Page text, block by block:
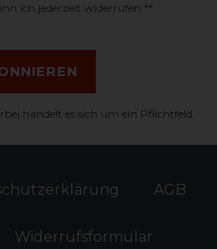
ich jederzeit widerrufen.**
handelt es sich um ein Pflichtfeld.
AGB
Widerrufs­formular